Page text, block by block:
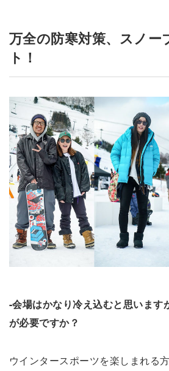
万全の防寒対策、スノー
ト！
-会場はかなり冷え込むと思います
が必要ですか？
ウインタースポーツを楽しまれる